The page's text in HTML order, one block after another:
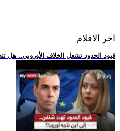
اخر الافلام
.. قيود الحدود تشعل الخلاف الأوروبي.. هل